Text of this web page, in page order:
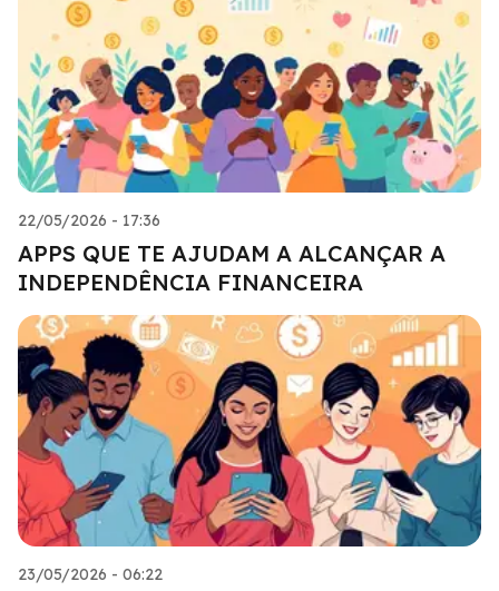
22/05/2026 - 17:36
APPS QUE TE AJUDAM A ALCANÇAR A
INDEPENDÊNCIA FINANCEIRA
23/05/2026 - 06:22